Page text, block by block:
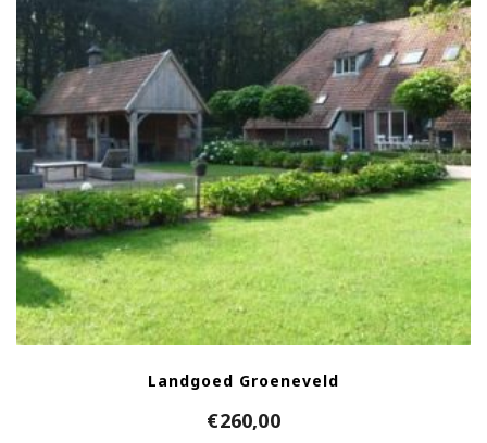
Landgoed Groeneveld
€260,00